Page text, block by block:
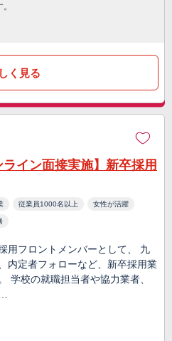
く見る
ライン面接実施】新卒採用
従業員1000名以上 女性が活躍
用フロントメンバーとして、 九
内定者フォローなど、新卒採用業
学校の就職担当者や協力業者、